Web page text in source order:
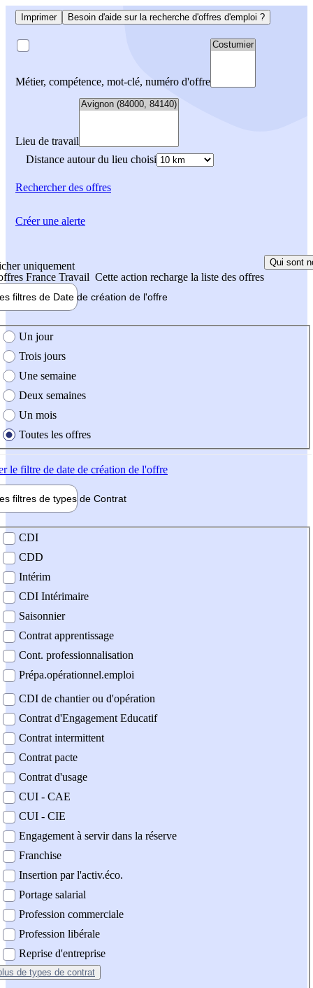
Imprimer Besoin d'aide sur la recherche d'offres d'emploi ?
Métier, compétence, mot-clé, numéro d'offre
Lieu de travail
Distance autour du lieu choisi
Rechercherdes offres
uniquement
France Travail Cette action recharge la liste des offres
Qui sont
filtres de Date de création de l'offre
création de l'offre
Un jour
Trois jours
Une semaine
Deux semaines
Un mois
Toutes les offres
le filtre de date de création de l'offre
filtres de types de Contrat
contrat
CDI
CDD
Intérim
CDI Intérimaire
Saisonnier
Contrat apprentissage
Cont. professionnalisation
Prépa.opérationnel.emploi
CDI de chantier ou d'opération
Contrat d'Engagement Educatif
Contrat intermittent
Contrat pacte
Contrat d'usage
CUI - CAE
CUI - CIE
Engagement à servir dans la réserve
Franchise
Insertion par l'activ.éco.
Portage salarial
Profession commerciale
Profession libérale
Reprise d'entreprise
de types de contrat
Créer une alerte